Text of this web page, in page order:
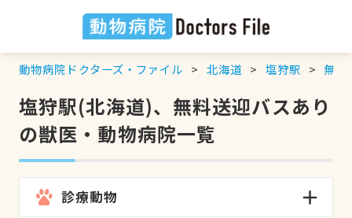
動物病院ドクターズ・ファイル 北海道 塩狩駅 無料
塩狩駅(北海道)、無料送迎バスあり
の獣医・動物病院一覧
診療動物